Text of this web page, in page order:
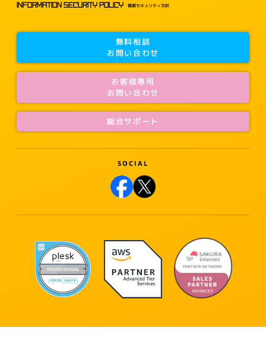
INFORMATION SECURITY POLICY 情報セキュリティ方針
無料相談
お問い合わせ
お客様専用
お問い合わせ
総合サポート